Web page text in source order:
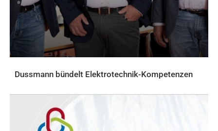
Dussmann bündelt Elektrotechnik-Kompetenzen